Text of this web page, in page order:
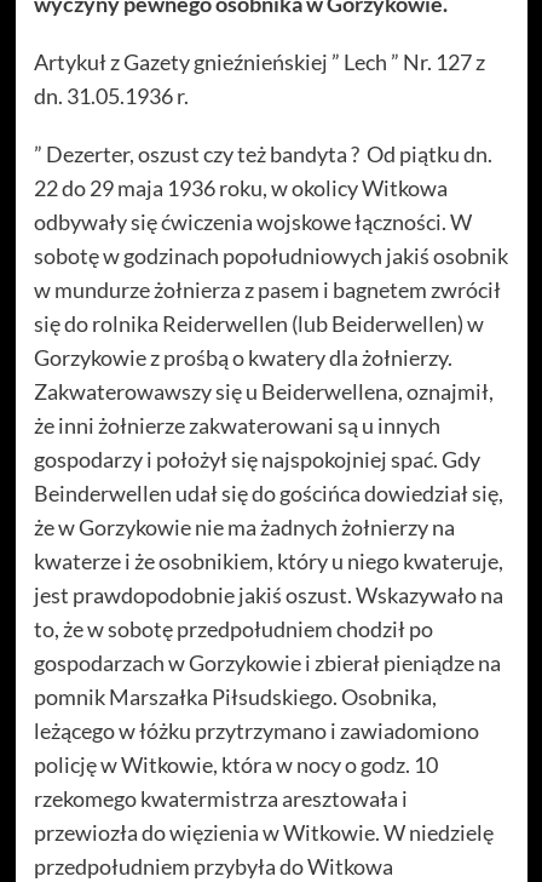
Artykuł z Gazety gnieźnieńskiej ” Lech ” Nr. 127 z
dn. 31.05.1936 r.
” Dezerter, oszust czy też bandyta ? Od piątku dn.
22 do 29 maja 1936 roku, w okolicy Witkowa
odbywały się ćwiczenia wojskowe łączności. W
sobotę w godzinach popołudniowych jakiś osobnik
w mundurze żołnierza z pasem i bagnetem zwrócił
się do rolnika Reiderwellen (lub Beiderwellen) w
Gorzykowie z prośbą o kwatery dla żołnierzy.
Zakwaterowawszy się u Beiderwellena, oznajmił,
że inni żołnierze zakwaterowani są u innych
gospodarzy i położył się najspokojniej spać. Gdy
Beinderwellen udał się do gościńca dowiedział się,
że w Gorzykowie nie ma żadnych żołnierzy na
kwaterze i że osobnikiem, który u niego kwateruje,
jest prawdopodobnie jakiś oszust. Wskazywało na
to, że w sobotę przedpołudniem chodził po
gospodarzach w Gorzykowie i zbierał pieniądze na
pomnik Marszałka Piłsudskiego. Osobnika,
leżącego w łóżku przytrzymano i zawiadomiono
policję w Witkowie, która w nocy o godz. 10
rzekomego kwatermistrza aresztowała i
przewiozła do więzienia w Witkowie. W niedzielę
przedpołudniem przybyła do Witkowa